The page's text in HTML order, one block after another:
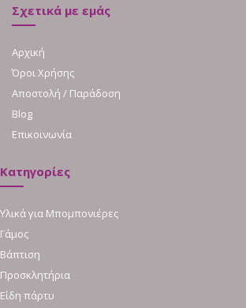
Σχετικά με εμάς
Αρχική
Όροι Χρήσης
Αποστολή / Παράδοση
Blog
Επικοινωνία
Κατηγορίες
Υλικά για Μπομπονιέρες
Γάμος
Βάπτιση
Προσκλητήρια
Είδη πάρτυ